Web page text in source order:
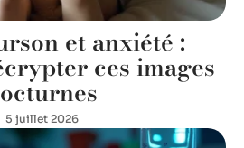
et anxiété :
ces images
5 juillet 2026